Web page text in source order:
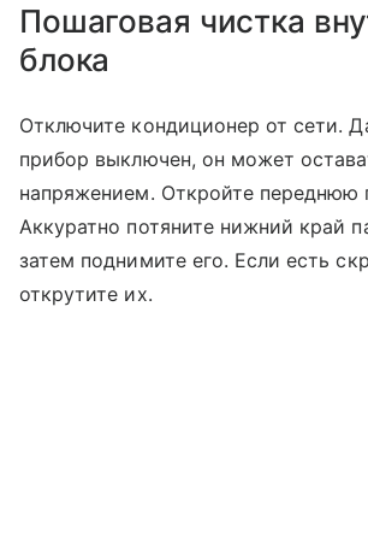
Пошаговая чистка
блока
Отключите кондиционер от сети.
прибор выключен, он может
напряжением. Откройте переднюю
Аккуратно потяните нижний край
затем поднимите его. Если есть
открутите их.